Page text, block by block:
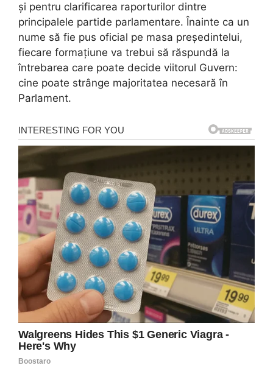
și pentru clarificarea raporturilor dintre
principalele partide parlamentare. Înainte ca un
nume să fie pus oficial pe masa președintelui,
fiecare formațiune va trebui să răspundă la
întrebarea care poate decide viitorul Guvern:
cine poate strânge majoritatea necesară în
Parlament.